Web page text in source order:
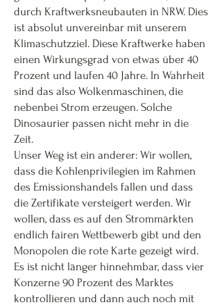
durch Kraftwerksneubauten in NRW. Dies
ist absolut unvereinbar mit unserem
Klimaschutzziel. Diese Kraftwerke haben
einen Wirkungsgrad von etwas über 40
Prozent und laufen 40 Jahre. In Wahrheit
sind das also Wolkenmaschinen, die
nebenbei Strom erzeugen. Solche
Dinosaurier passen nicht mehr in die
Zeit.
Unser Weg ist ein anderer: Wir wollen,
dass die Kohlenprivilegien im Rahmen
des Emissionshandels fallen und dass
die Zertifikate versteigert werden. Wir
wollen, dass es auf den Strommärkten
endlich fairen Wettbewerb gibt und den
Monopolen die rote Karte gezeigt wird.
Es ist nicht länger hinnehmbar, dass vier
Konzerne 90 Prozent des Marktes
kontrollieren und dann auch noch mit